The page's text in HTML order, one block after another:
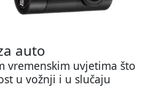
auto
vremenskim uvjetima što
u vožnji i u slučaju